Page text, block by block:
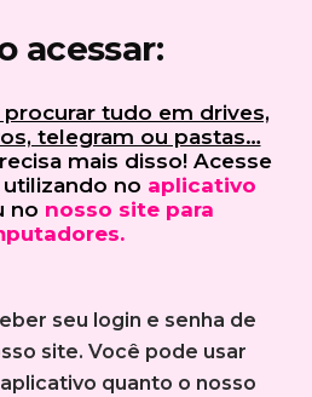
acessar:
tudo em drives,
telegram ou pastas…
mais disso! Acesse
no aplicativo
no nosso site para
seu login e senha de
site. Você pode usar
quanto o nosso